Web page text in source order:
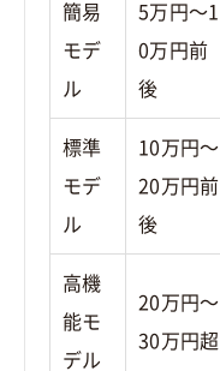
簡易
モデ
ル
5万円〜1
0万円前
後
標準
モデ
ル
10万円〜
20万円前
後
高機
能モ
デル
20万円〜
30万円超